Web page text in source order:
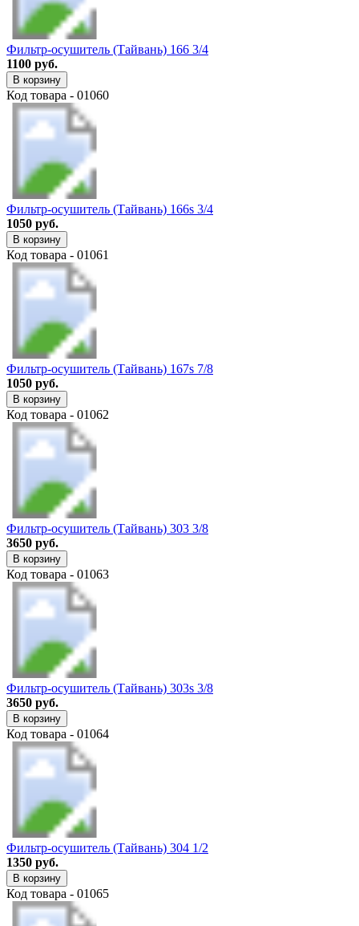
Фильтр-осушитель (Тайвань) 166 3/4
1100 руб.
В корзину
Код товара - 01060
Фильтр-осушитель (Тайвань) 166s 3/4
1050 руб.
В корзину
Код товара - 01061
Фильтр-осушитель (Тайвань) 167s 7/8
1050 руб.
В корзину
Код товара - 01062
Фильтр-осушитель (Тайвань) 303 3/8
3650 руб.
В корзину
Код товара - 01063
Фильтр-осушитель (Тайвань) 303s 3/8
3650 руб.
В корзину
Код товара - 01064
Фильтр-осушитель (Тайвань) 304 1/2
1350 руб.
В корзину
Код товара - 01065